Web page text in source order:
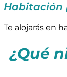
Habitación
Te alojarás en
¿Qué